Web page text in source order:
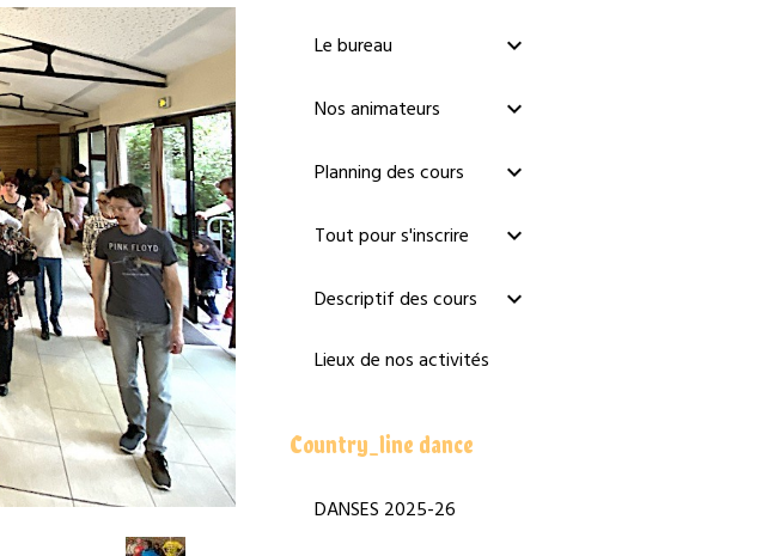
Le bureau
Nos animateurs
Planning des cours
Tout pour s'inscrire
Descriptif des cours
Lieux de nos activités
Country_line dance
DANSES 2025-26